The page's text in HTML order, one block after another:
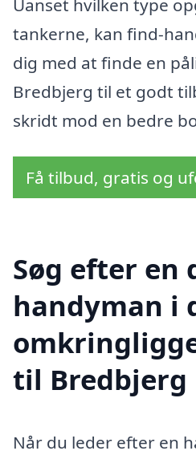
Uanset hvilken type
tankerne, kan find-
dig med at finde en
Bredbjerg til et godt
skridt mod en bedre
Få tilbud, gratis og
Søg efter en
handyman i
til Bredbjerg
Når du leder efter en